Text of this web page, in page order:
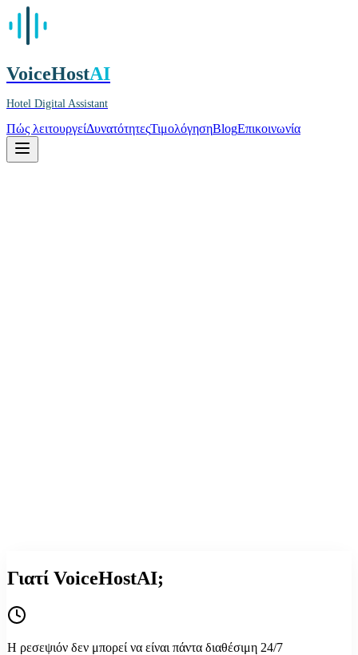
VoiceHostAI
Hotel Digital Assistant
Πώς λειτουργείΔυνατότητεςΤιμολόγησηBlogΕπικοινωνία
Γιατί VoiceHostAI;
Η ρεσεψιόν δεν μπορεί να είναι πάντα διαθέσιμη 24/7